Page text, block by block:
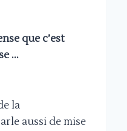
que c’est
…
la
aussi de mise